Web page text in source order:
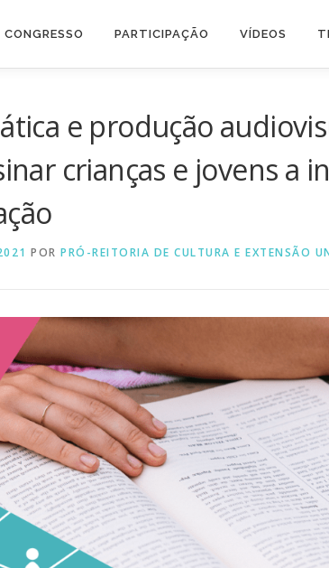
CONGRESSO PARTICIPAÇÃO VÍDEOS
e produção
crianças e jovens a
POR PRÓ-REITORIA DE CULTURA E EXTENSÃO